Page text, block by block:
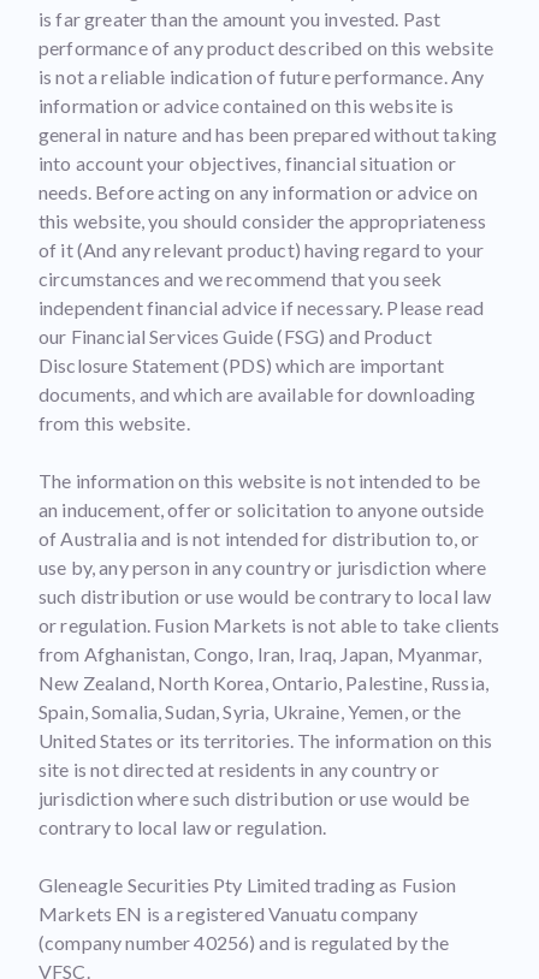
is far greater than the amount you invested. Past
performance of any product described on this website
is not a reliable indication of future performance. Any
information or advice contained on this website is
general in nature and has been prepared without taking
into account your objectives, financial situation or
needs. Before acting on any information or advice on
this website, you should consider the appropriateness
of it (And any relevant product) having regard to your
circumstances and we recommend that you seek
independent financial advice if necessary. Please read
our Financial Services Guide (FSG) and Product
Disclosure Statement (PDS) which are important
documents, and which are available for downloading
from this website.
The information on this website is not intended to be
an inducement, offer or solicitation to anyone outside
of Australia and is not intended for distribution to, or
use by, any person in any country or jurisdiction where
such distribution or use would be contrary to local law
or regulation. Fusion Markets is not able to take clients
from Afghanistan, Congo, Iran, Iraq, Japan, Myanmar,
New Zealand, North Korea, Ontario, Palestine, Russia,
Spain, Somalia, Sudan, Syria, Ukraine, Yemen, or the
United States or its territories. The information on this
site is not directed at residents in any country or
jurisdiction where such distribution or use would be
contrary to local law or regulation.
Gleneagle Securities Pty Limited trading as Fusion
Markets EN is a registered Vanuatu company
(company number 40256) and is regulated by the
VFSC.